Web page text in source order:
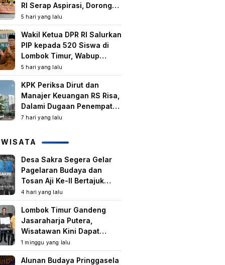
RI Serap Aspirasi, Dorong
Program Strategis untuk
Kesejahteraan Masyarakat
5 hari yang lalu
Wakil Ketua DPR RI Salurkan
PIP kepada 520 Siswa di
Lombok Timur, Wabup
Tekankan Pentingnya
Pendidikan dan
Pencegahan Perkawinan
Anak
5 hari yang lalu
KPK Periksa Dirut dan
Manajer Keuangan RS Risa,
Dalami Dugaan Penempatan
Dana Rp2,25 Miliar oleh
7 hari yang lalu
Desa Sakra Segera Gelar
Pagelaran Budaya dan
Tosan Aji Ke-II Bertajuk
Samuhita Sakre
4 hari yang lalu
Lombok Timur Gandeng
Jasaraharja Putera,
Wisatawan Kini Dapat
Perlindungan Asuransi di
Destinasi Wisata
1 minggu yang lalu
Alunan Budaya Pringgasela